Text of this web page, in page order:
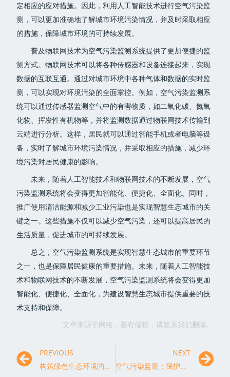
定相应的应对措施。因此，利用人工智能技术进行空气污染监
测，可以更加准确地了解城市环境污染情况，并及时采取相应
的措施，保障城市环境的可持续发展。
普及物联网技术为空气污染监测系统提供了更加便捷的监
测方式。物联网技术可以将各种传感器和设备连接起来，实现
数据的互联互通。通过对城市环境中各种气体和数据的实时监
测，可以实现对环境污染的全面掌控。例如，空气污染监测系
统可以通过传感器监测空气中的有害物质，如二氧化碳、氮氧
化物、挥发性有机物等，并将监测数据通过物联网技术传输到
云端进行分析。这样，居民就可以通过智能手机或者电脑等设
备，实时了解城市环境污染情况，并采取相应的措施，减少环
境污染对居民健康的影响。
未来，随着人工智能技术和物联网技术的不断发展，空气
污染监测系统将会变得更加智能化、便捷化、全面化。同时，
推广使用清洁能源和减少工业污染也是实现智慧生态城市的关
键之一。这些措施不仅可以减少空气污染，还可以提高居民的
生活质量，促进城市的可持续发展。
总之，空气污染监测系统是实现智慧生态城市的重要环节
之一，也是保障居民健康的重要措施。未来，随着人工智能技
术和物联网技术的不断发展，空气污染监测系统将会变得更加
智能化、便捷化、全面化，为建设智慧生态城市提供重要的技
术支持和保障。
文章来源于网络，若有侵权，请联系我们删除。
PREVIOUS
构筑绿色生态环境的利器：空气污染监测的优势分析
NEXT
空气污染监测：保护人民呼吸健康的重要工具